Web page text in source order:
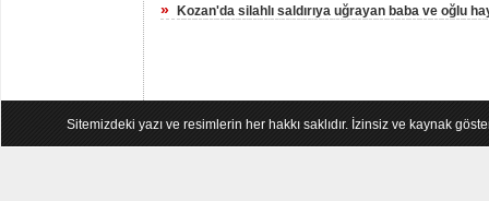
» Kozan'da silahlı saldırıya uğrayan baba ve oğlu
Sitemizdeki yazı ve resimlerin her hakkı saklıdır. İzinsiz ve kaynak